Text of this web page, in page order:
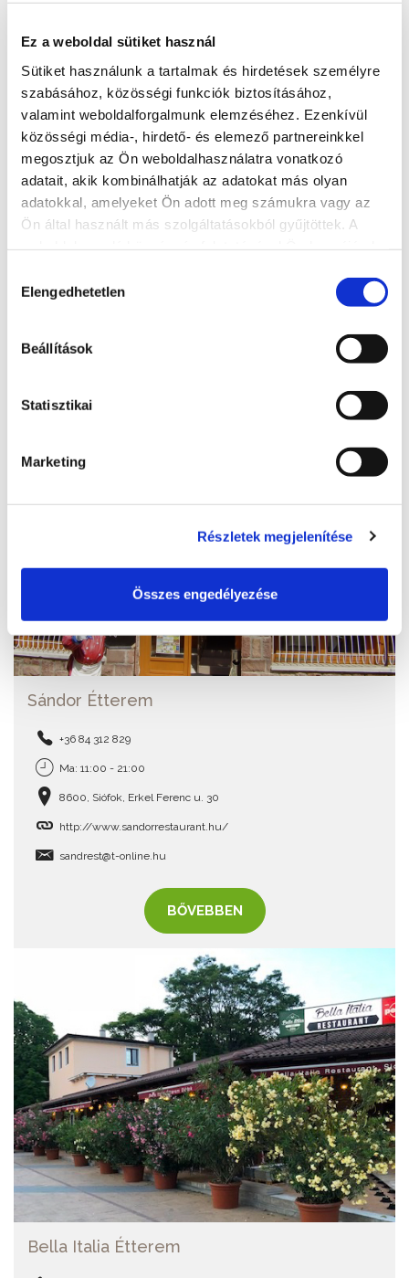
Ez a weboldal sütiket használ
Sütiket használunk a tartalmak és hirdetések személyre
szabásához, közösségi funkciók biztosításához,
valamint weboldalforgalmunk elemzéséhez. Ezenkívül
közösségi média-, hirdető- és elemező partnereinkkel
megosztjuk az Ön weboldalhasználatra vonatkozó
adatait, akik kombinálhatják az adatokat más olyan
adatokkal, amelyeket Ön adott meg számukra vagy az
Ön által használt más szolgáltatásokból gyűjtöttek. A
kiválasztása
Elengedhetetlen
Beállítások
Statisztikai
Marketing
Részletek megjelenítése
Összes engedélyezése
Cím: 8600 Siófok, Fő tér tér 8.
5303-909
Nyitvatartás
Ma: 08:30 - 22:00
Asztalfoglalás
+36 84 506 573
Weboldal
Sándor Étterem
+36 84 312 829
Ma: 11:00 - 21:00
8600, Siófok, Erkel Ferenc u. 30
http://www.sandorrestaurant.hu/
sandrest@t-online.hu
BŐVEBBEN
Bella Italia Étterem